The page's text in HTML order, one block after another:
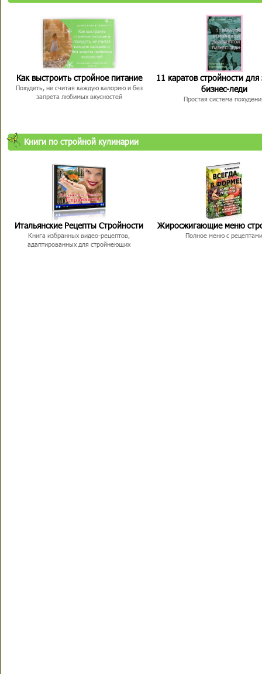
Как выстроить стройное питание
Похудеть, не считая каждую калорию и без
запрета любимых вкусностей
11 каратов стройности для
бизнес-леди
Простая система
Книги по стройной кулинарии
Итальянские Рецепты Стройности
Книга избранных видео-рецептов,
адаптированных для стройнеющих
Жиросжигающие меню
Полное меню с рецептами